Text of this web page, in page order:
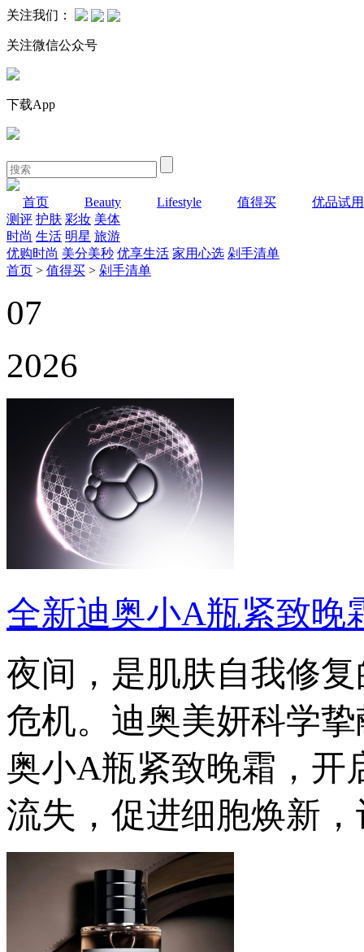
关注我们：
关注微信公众号
下载App
首页 Beauty Lifestyle 值得买
优品试用
测评 护肤 彩妆 美体
时尚 生活 明星 旅游
优购时尚 美分美秒 优享生活 家用心选 剁手清单
首页 > 值得买 > 剁手清单
07
2026
全新迪奥小A瓶紧致晚
夜间，是肌肤自我修
危机。迪奥美妍科学
奥小A瓶紧致晚霜，开
流失，促进细胞焕新